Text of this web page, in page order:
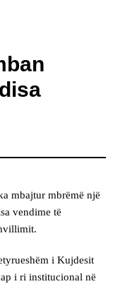
mbajtur mbrëmë një
vendime të
i Kujdesit
i ri institucional në